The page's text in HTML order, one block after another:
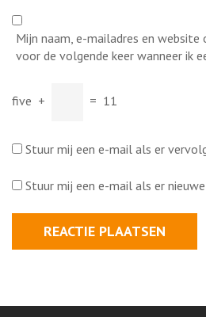
Mijn naam, e-mailadres en website
voor de volgende keer wanneer ik
five + = 11
Stuur mij een e-mail als er
Stuur mij een e-mail als er